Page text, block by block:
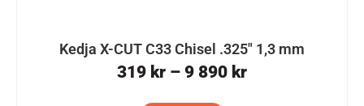
Kedja X-CUT C33 Chisel .325″ 1,3 mm
319 kr – 9 890 kr